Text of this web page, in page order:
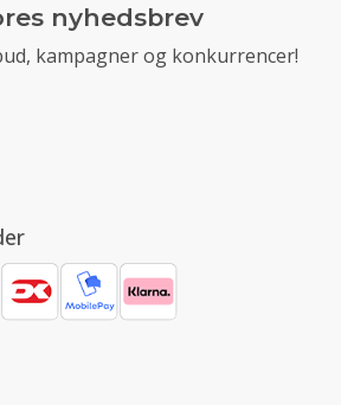
nyhedsbrev
kampagner og konkurrencer!